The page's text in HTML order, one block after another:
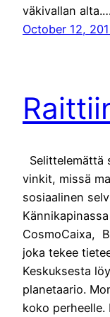
väkivallan alta.…
October 12,
Selittelemättä
vinkit, missä
sosiaalinen
CosmoCaixa,
joka tekee
Keskuksesta
planetaario.
koko